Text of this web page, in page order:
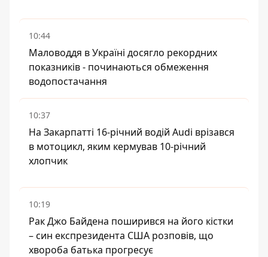
10:44
Маловоддя в Україні досягло рекордних
показників - починаються обмеження
водопостачання
10:37
На Закарпатті 16-річний водій Audi врізався
в мотоцикл, яким кермував 10-річний
хлопчик
10:19
Рак Джо Байдена поширився на його кістки
– син експрезидента США розповів, що
хвороба батька прогресує